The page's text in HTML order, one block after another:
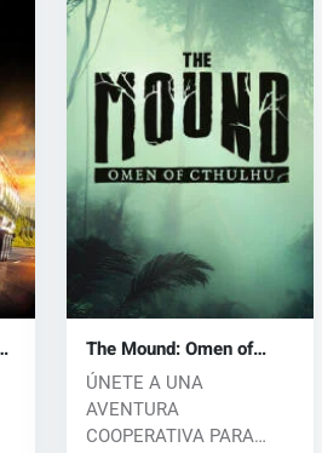
The Mound: Omen of
Cthulhu (PC) key
ÚNETE A UNA
AVENTURA
COOPERATIVA PARA